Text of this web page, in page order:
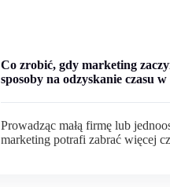
Co zrobić, gdy marketing
sposoby na odzyskanie czasu
Prowadząc małą firmę lub
marketing potrafi zabrać więcej